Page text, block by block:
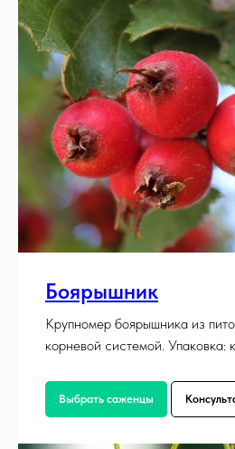
Боярышник
Крупномер боярышника из
корневой системой. Упаковка:
Выбрать саженцы